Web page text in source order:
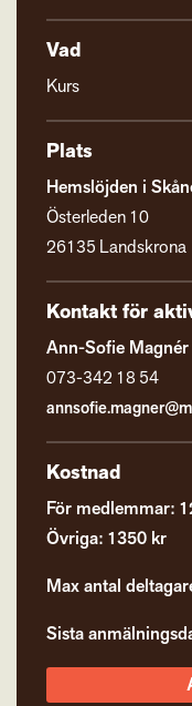
Vad
Kurs
Plats
Hemslöjden i
Österleden 10
26135 Landskrona
Kontakt för
Ann-Sofie Magnér
073-342 18 54
Kostnad
För medlemmar:
Övriga: 1350 kr
Max antal
Sista